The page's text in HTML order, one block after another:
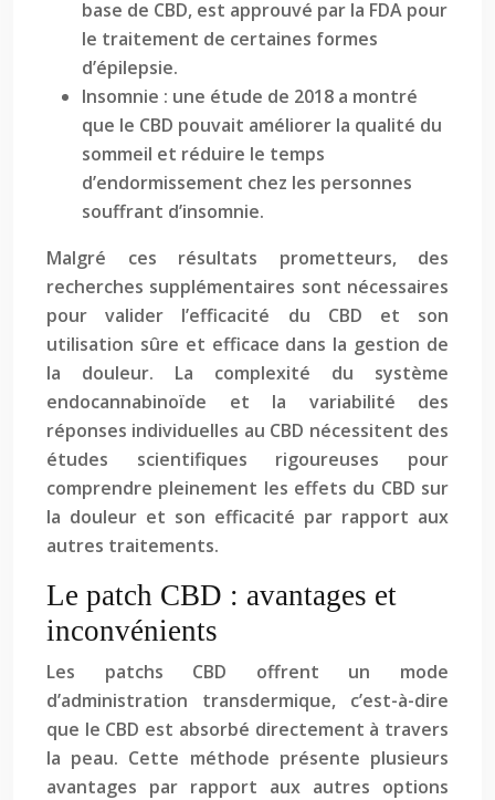
base de CBD, est approuvé par la FDA pour
le traitement de certaines formes
d’épilepsie.
Insomnie : une étude de 2018 a montré
que le CBD pouvait améliorer la qualité du
sommeil et réduire le temps
d’endormissement chez les personnes
souffrant d’insomnie.
Malgré ces résultats prometteurs, des
recherches supplémentaires sont nécessaires
pour valider l’efficacité du CBD et son
utilisation sûre et efficace dans la gestion de
la douleur. La complexité du système
endocannabinoïde et la variabilité des
réponses individuelles au CBD nécessitent des
études scientifiques rigoureuses pour
comprendre pleinement les effets du CBD sur
la douleur et son efficacité par rapport aux
autres traitements.
Le patch CBD : avantages et
inconvénients
Les patchs CBD offrent un mode
d’administration transdermique, c’est-à-dire
que le CBD est absorbé directement à travers
la peau. Cette méthode présente plusieurs
avantages par rapport aux autres options